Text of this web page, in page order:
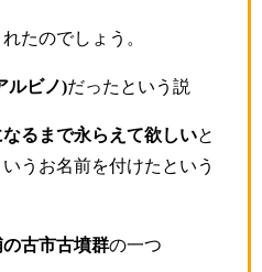
たのでしょう。
ルビノ)だったという説
るまで永らえて欲しいと
いうお名前を付けたという
古市古墳群の一つ